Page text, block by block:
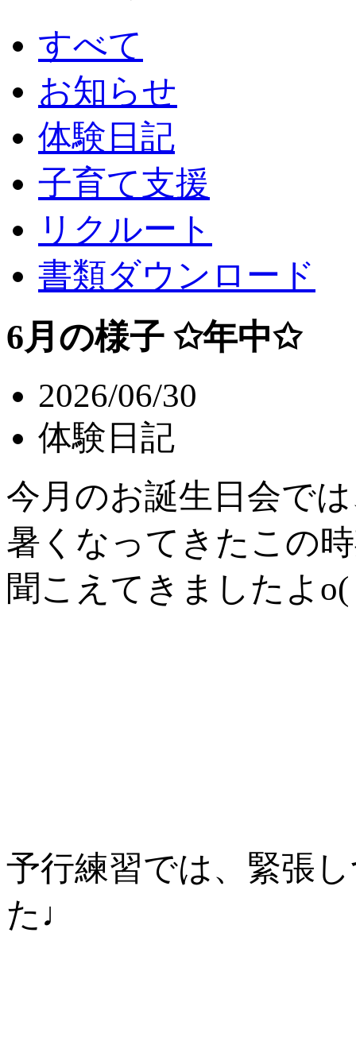
すべて
お知らせ
体験日記
子育て支援
リクルート
書類ダウンロード
6月の様子 ✩年中✩
2026/06/30
体験日記
今月のお誕生日会で
暑くなってきたこの
聞こえてきましたよ
予行練習では、緊張
た♩